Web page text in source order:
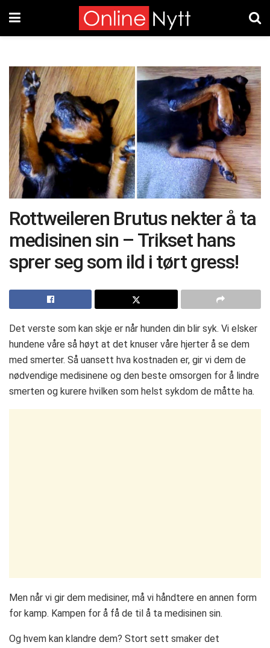
Rottweileren Brutus nekter å ta
medisinen sin – Trikset hans
sprer seg som ild i tørt gress!
Det verste som kan skje er når hunden din blir syk. Vi elsker
hundene våre så høyt at det knuser våre hjerter å se dem
med smerter. Så uansett hva kostnaden er, gir vi dem de
nødvendige medisinene og den beste omsorgen for å lindre
smerten og kurere hvilken som helst sykdom de måtte ha.
Men når vi gir dem medisiner, må vi håndtere en annen form
for kamp. Kampen for å få de til å ta medisinen sin.
Og hvem kan klandre dem? Stort sett smaker det